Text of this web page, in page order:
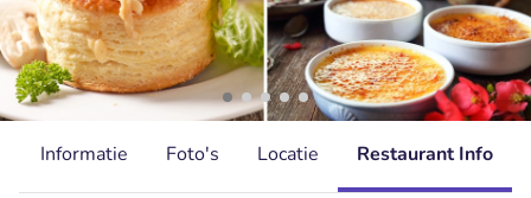
Informatie Foto's Locatie Restaurant Info